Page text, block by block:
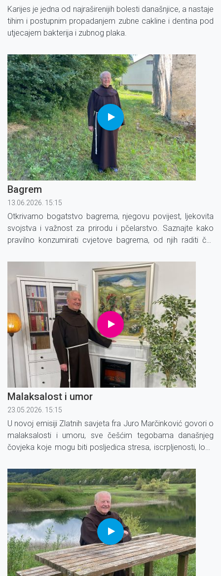
Karijes je jedna od najraširenijih bolesti današnjice, a nastaje
tihim i postupnim propadanjem zubne cakline i dentina pod
utjecajem bakterija i zubnog plaka.
Bagrem
13.06.2026. 15:15
Otkrivamo bogatstvo bagrema, njegovu povijest, ljekovita
svojstva i važnost za prirodu i pčelarstvo. Saznajte kako
pravilno konzumirati cvjetove bagrema, od njih raditi čaj,
koristan za naše zdravlje.
Malaksalost i umor
23.05.2026. 15:15
U novoj emisiji Zlatnih savjeta fra Juro Marčinković govori o
malaksalosti i umoru, sve češćim tegobama današnjeg
čovjeka koje mogu biti posljedica stresa, iscrpljenosti, loše